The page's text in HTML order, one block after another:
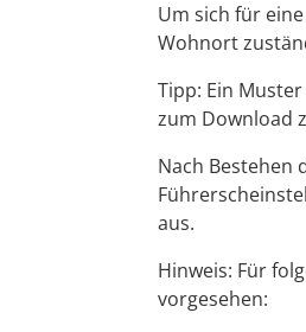
Um sich für
Wohnort
Tipp: Ein
zum Download
Nach Bestehen
aus.
Hinweis: Für
vorgesehen: